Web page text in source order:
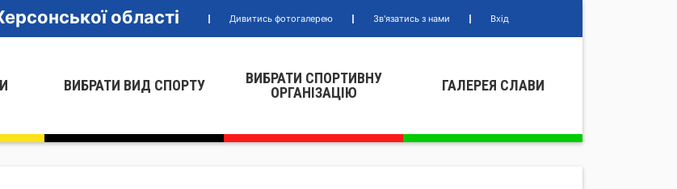
області Дивитись фотогалерею Зв'язатись з нами Вхід
ВИБРАТИ ВИД СПОРТУ
ВИБРАТИ СПОРТИВНУ
ОРГАНIЗАЦIЮ
ГАЛЕРЕЯ СЛАВИ